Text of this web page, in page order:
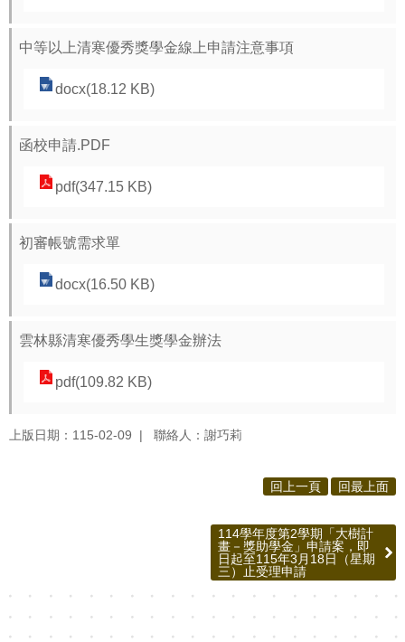
平
賽
學
智
中等以上清寒優秀獎學金線上申請注意事項
docx(18.12 KB)
函校申請.PDF
pdf(347.15 KB)
初審帳號需求單
docx(16.50 KB)
雲林縣清寒優秀學生獎學金辦法
pdf(109.82 KB)
上版日期：115-02-09 聯絡人：謝巧莉
回上一頁 回最上面
114學年度第2學期「大樹計
畫－獎助學金」申請案，即
日起至115年3月18日（星期
三）止受理申請